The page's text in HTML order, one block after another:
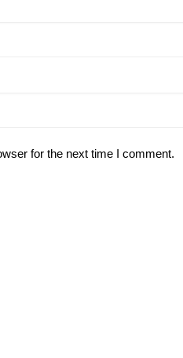
for the next time I comment.